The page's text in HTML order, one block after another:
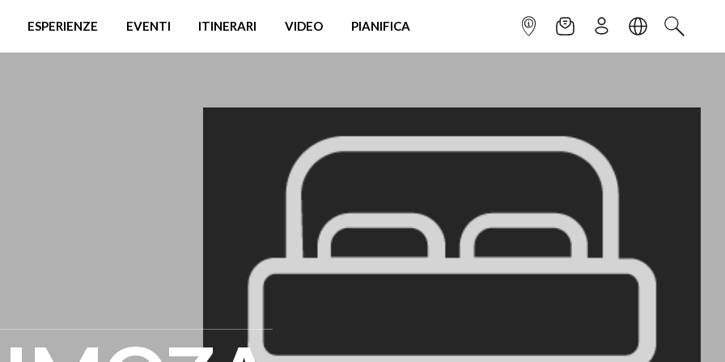
ESPERIENZE EVENTI ITINERARI VIDEO PIANIFICA INFOPOINTNEWSLETTER
ISCRIVITILINGUACERCA